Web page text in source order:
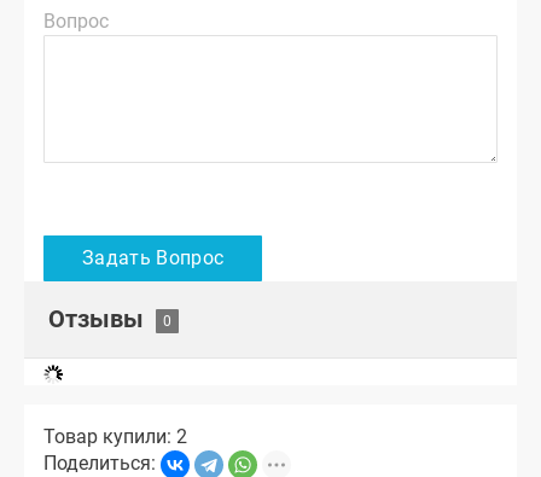
Вопрос
Отзывы
Товар купили: 2
Поделиться: